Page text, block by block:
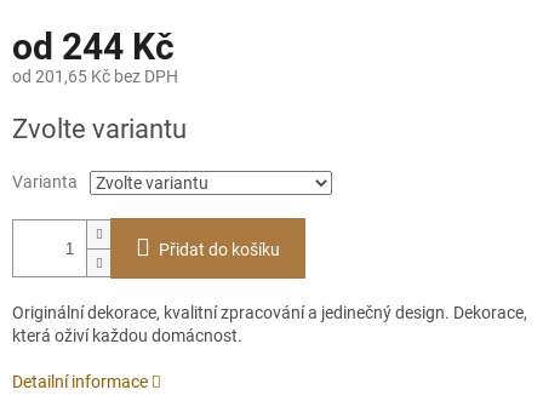
od 244 Kč
od 201,65 Kč bez DPH
cena:
Zvolte variantu
Varianta
Přidat do košíku
Originální dekorace, kvalitní zpracování a jedinečný design. Dekorace,
která oživí každou domácnost.
Detailní informace